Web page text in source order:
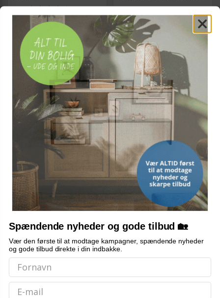
(153)
349,-
På lager
4.899,-
3.699,- Vis
På lager
Spændende nyheder og gode tilbud 🏡
Vær den første til at modtage kampagner, spændende nyheder
og gode tilbud direkte i din indbakke.
Email